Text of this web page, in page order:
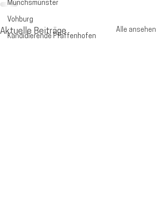
Münchsmünster
Vohburg
Kandidierende Pfaffenhofen
Aktuelle Beiträge Alle ansehen